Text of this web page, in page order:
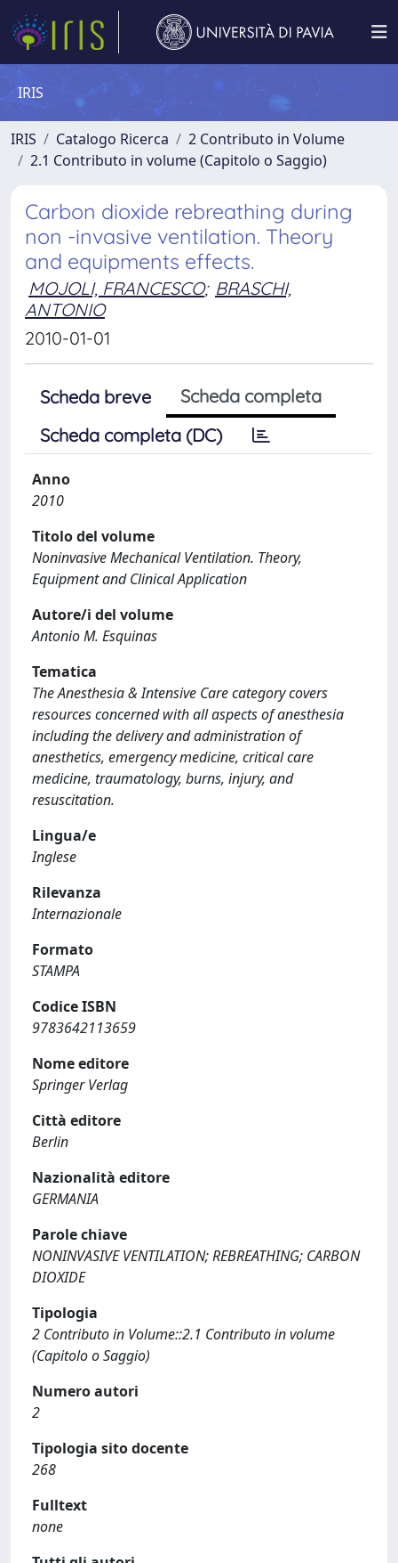
IRIS
IRIS Catalogo Ricerca
2 Contributo in Volume
2.1 Contributo in volume (Capitolo o Saggio)
Carbon dioxide rebreathing during
non -invasive ventilation. Theory
and equipments effects.
MOJOLI, FRANCESCO; BRASCHI,
ANTONIO
2010-01-01
Scheda breve
Scheda completa
Scheda completa (DC)
Anno
2010
Titolo del volume
Noninvasive Mechanical Ventilation. Theory,
Equipment and Clinical Application
Autore/i del volume
Antonio M. Esquinas
Tematica
The Anesthesia & Intensive Care category covers
resources concerned with all aspects of anesthesia
including the delivery and administration of
anesthetics, emergency medicine, critical care
medicine, traumatology, burns, injury, and
resuscitation.
Lingua/e
Inglese
Rilevanza
Internazionale
Formato
STAMPA
Codice ISBN
9783642113659
Nome editore
Springer Verlag
Città editore
Berlin
Nazionalità editore
GERMANIA
Parole chiave
NONINVASIVE VENTILATION; REBREATHING; CARBON
DIOXIDE
Tipologia
2 Contributo in Volume::2.1 Contributo in volume
(Capitolo o Saggio)
Numero autori
2
Tipologia sito docente
268
Fulltext
none